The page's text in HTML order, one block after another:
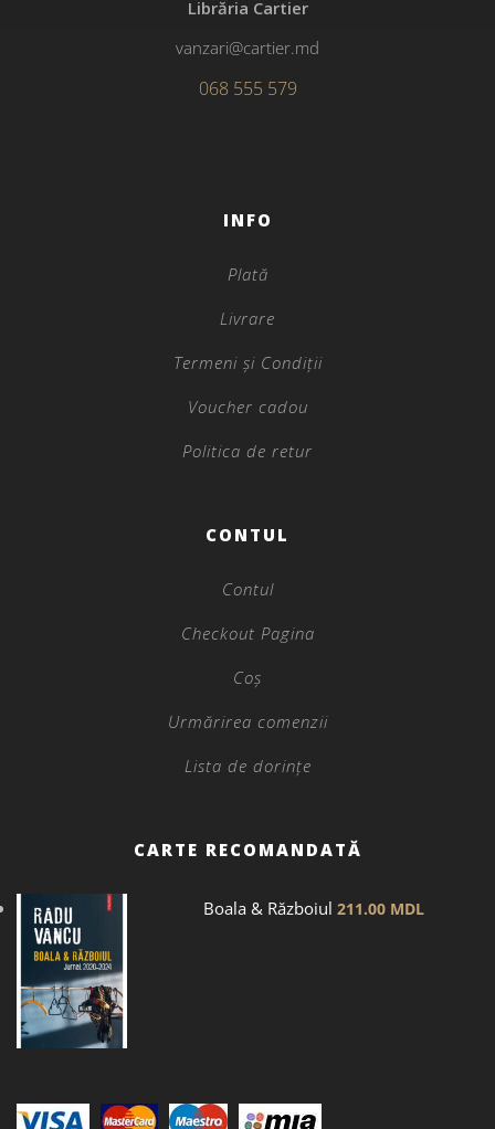
Librăria Cartier
vanzari@cartier.md
068 555 579
INFO
Plată
Livrare
Termeni și Condiții
Voucher cadou
Politica de retur
CONTUL
Contul
Checkout Pagina
Coș
Urmărirea comenzii
Lista de dorințe
CARTE RECOMANDATĂ
Boala & Războiul 211.00 MDL